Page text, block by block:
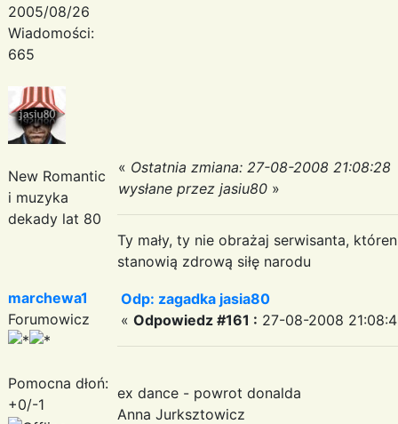
2005/08/26
Wiadomości:
665
New Romantic
i muzyka
dekady lat 80
« Ostatnia zmiana: 27-08-2008 21:08:28
wysłane przez jasiu80 »
Ty mały, ty nie obrażaj serwisanta,
stanowią zdrową siłę narodu
marchewa1
Forumowicz
Pomocna dłoń:
+0/-1
Odp: zagadka jasia80
« Odpowiedz #161 : 27-08-2008
ex dance - powrot donalda
Anna Jurksztowicz